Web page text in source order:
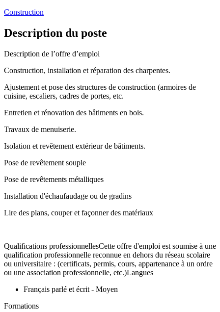
Construction
Description du poste
Description de l’offre d’emploi
Construction, installation et réparation des charpentes.
Ajustement et pose des structures de construction (armoires de
cuisine, escaliers, cadres de portes, etc.
Entretien et rénovation des bâtiments en bois.
Travaux de menuiserie.
Isolation et revêtement extérieur de bâtiments.
Pose de revêtement souple
Pose de revêtements métalliques
Installation d'échaufaudage ou de gradins
Lire des plans, couper et façonner des matériaux
Qualifications professionnellesCette offre d'emploi est soumise à une
qualification professionnelle reconnue en dehors du réseau scolaire
ou universitaire : (certificats, permis, cours, appartenance à un ordre
ou une association professionnelle, etc.)Langues
Français parlé et écrit - Moyen
Formations